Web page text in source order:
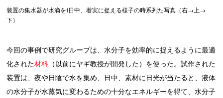
装置の集水器が水滴を1日中、着実に捉える様子の時系列た写真（右→上→
下）
今回の事例で研究グループは、水分子を効率的に捉えるように最適
化された材料 （以前にヤギ教授が開発した）を使った。試作された
装置は、夜や日陰で水を集め、日中、素材に日光が当たると、液体
の水分子が水蒸気に変わるための十分なエネルギーを得て、水分子